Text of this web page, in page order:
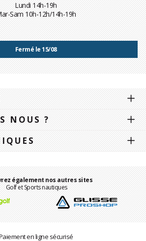
Lundi 14h-19h
Sam 10h-12h/14h-19h
Fermé le 15/08
NOUS ?
également nos autres sites
Golf et Sports nautiques
en ligne sécurisé